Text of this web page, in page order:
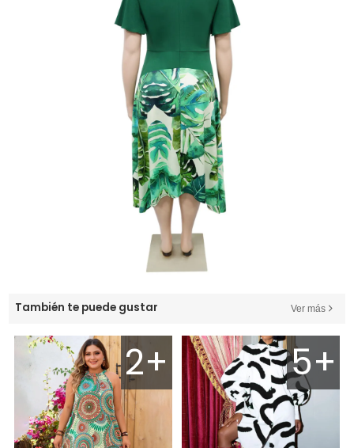
También te puede gustar Ver más
2+ 5+